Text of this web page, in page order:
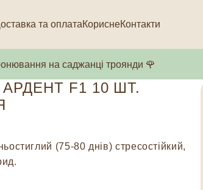
та оплатаКориснеКонтакти
на саджанці троянди 🌹
F1 10 ШТ.
(75-80 днів) стресостійкий,